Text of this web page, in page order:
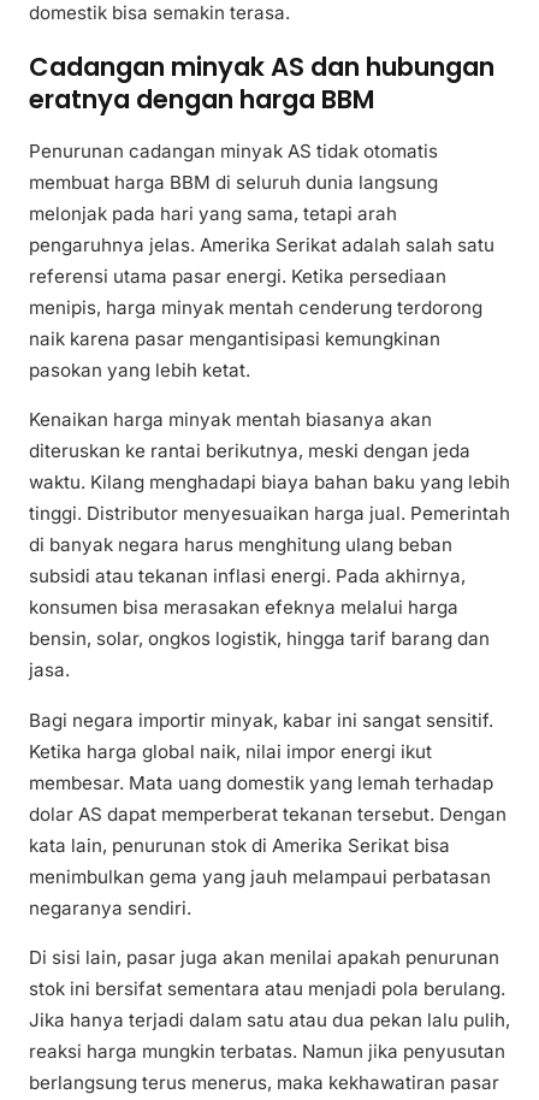
domestik bisa semakin terasa.
Cadangan minyak AS dan hubungan
eratnya dengan harga BBM
Penurunan cadangan minyak AS tidak otomatis
membuat harga BBM di seluruh dunia langsung
melonjak pada hari yang sama, tetapi arah
pengaruhnya jelas. Amerika Serikat adalah salah satu
referensi utama pasar energi. Ketika persediaan
menipis, harga minyak mentah cenderung terdorong
naik karena pasar mengantisipasi kemungkinan
pasokan yang lebih ketat.
Kenaikan harga minyak mentah biasanya akan
diteruskan ke rantai berikutnya, meski dengan jeda
waktu. Kilang menghadapi biaya bahan baku yang lebih
tinggi. Distributor menyesuaikan harga jual. Pemerintah
di banyak negara harus menghitung ulang beban
subsidi atau tekanan inflasi energi. Pada akhirnya,
konsumen bisa merasakan efeknya melalui harga
bensin, solar, ongkos logistik, hingga tarif barang dan
jasa.
Bagi negara importir minyak, kabar ini sangat sensitif.
Ketika harga global naik, nilai impor energi ikut
membesar. Mata uang domestik yang lemah terhadap
dolar AS dapat memperberat tekanan tersebut. Dengan
kata lain, penurunan stok di Amerika Serikat bisa
menimbulkan gema yang jauh melampaui perbatasan
negaranya sendiri.
Di sisi lain, pasar juga akan menilai apakah penurunan
stok ini bersifat sementara atau menjadi pola berulang.
Jika hanya terjadi dalam satu atau dua pekan lalu pulih,
reaksi harga mungkin terbatas. Namun jika penyusutan
berlangsung terus menerus, maka kekhawatiran pasar